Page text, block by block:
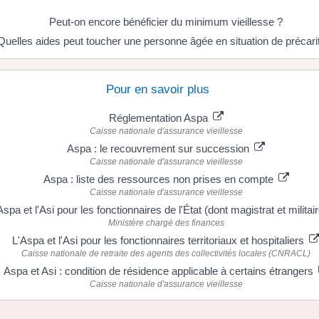
Peut-on encore bénéficier du minimum vieillesse ?
aides peut toucher une personne âgée en situation de
Pour en savoir plus
Réglementation Aspa
Caisse nationale d'assurance vieillesse
Aspa : le recouvrement sur succession
Caisse nationale d'assurance vieillesse
Aspa : liste des ressources non prises en compte
Caisse nationale d'assurance vieillesse
et l'Asi pour les fonctionnaires de l'État (dont magistrat et
Ministère chargé des finances
L'Aspa et l'Asi pour les fonctionnaires territoriaux et hospitaliers
Caisse nationale de retraite des agents des collectivités locales (CNRACL)
Aspa et Asi : condition de résidence applicable à certains étrangers
Caisse nationale d'assurance vieillesse